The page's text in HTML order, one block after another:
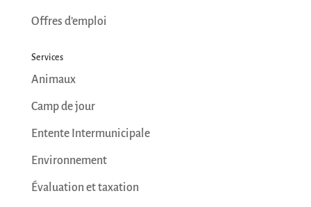
Offres d’emploi
Services
Animaux
Camp de jour
Entente Intermunicipale
Environnement
Évaluation et taxation